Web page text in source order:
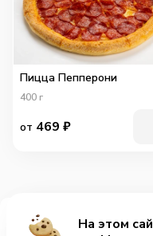
Пицца Пепперони
400 г
от 469 ₽
На этом